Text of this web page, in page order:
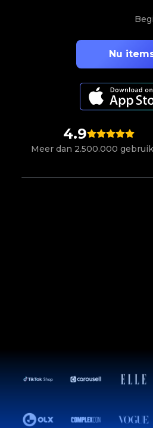
4.9
Meer dan 2.500.000
Nu